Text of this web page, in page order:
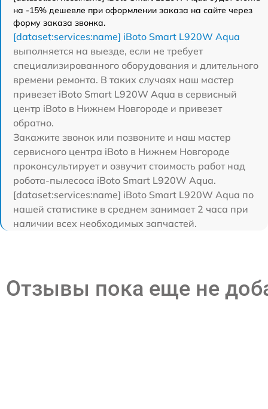
на -15% дешевле при оформлении заказа на сайте через
форму заказа звонка.
[dataset:services:name] iBoto Smart L920W Aqua
выполняется на выезде, если не требует
специализированного оборудования и длительного
времени ремонта. В таких случаях наш мастер
привезет iBoto Smart L920W Aqua в сервисный
центр iBoto в Нижнем Новгороде и привезет
обратно.
Закажите звонок или позвоните и наш мастер
сервисного центра iBoto в Нижнем Новгороде
проконсультирует и озвучит стоимость работ над
робота-пылесоса iBoto Smart L920W Aqua.
[dataset:services:name] iBoto Smart L920W Aqua по
нашей статистике в среднем занимает 2 часа при
наличии всех необходимых запчастей.
Отзывы пока еще не